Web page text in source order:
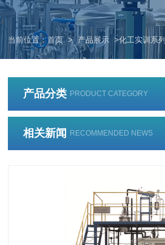
当前位置：首页>产品展示 >化工实训系列
产品分类 PRODUCT CATEGORY
相关新闻 RECOMMENDED NEWS